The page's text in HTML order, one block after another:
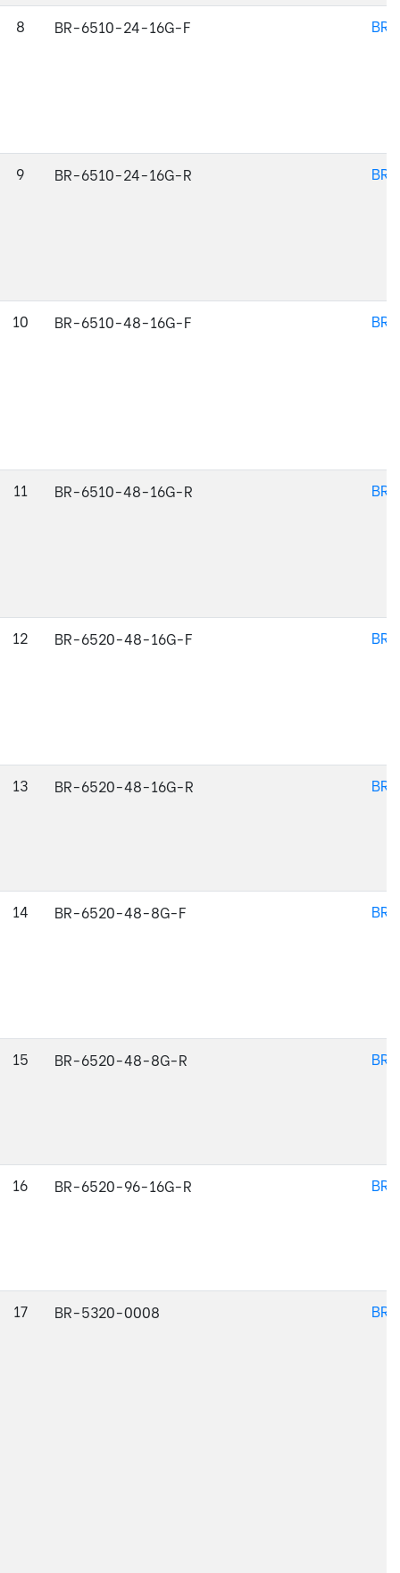
8 BR-6510-24-16G-F
9 BR-6510-24-16G-R
10 BR-6510-48-16G-F
11 BR-6510-48-16G-R
12 BR-6520-48-16G-F
13 BR-6520-48-16G-R
14 BR-6520-48-8G-F
15 BR-6520-48-8G-R
16 BR-6520-96-16G-R
17 BR-5320-0008